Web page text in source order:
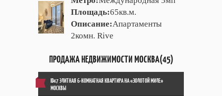
Площадь:65кв.м.
Описание:Апартаменты
2комн. Rive
ПРОДАЖА НЕДВИЖИМОСТИ МОСКВА(45)
ID47 ЭЛИТНАЯ 6-КОМНАТНАЯ КВАРТИРА НА «ЗОЛОТОЙ МИЛЕ»
МОСКВЫ